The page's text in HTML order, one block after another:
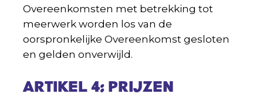
Overeenkomsten met betrekking tot
meerwerk worden los van de
oorspronkelijke Overeenkomst gesloten
en gelden onverwijld.
ARTIKEL 4: PRIJZEN